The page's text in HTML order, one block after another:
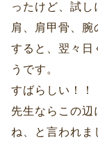
ったけど、試し
肩、肩甲骨、腕
すると、翌々日
うです。
すばらしい！！
先生ならこの辺
ね、と言われま